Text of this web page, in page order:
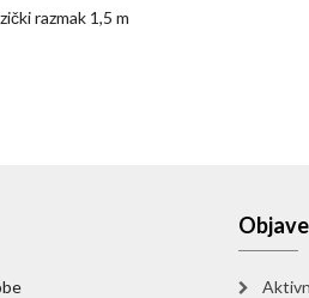
razmak 1,5 m
Objave